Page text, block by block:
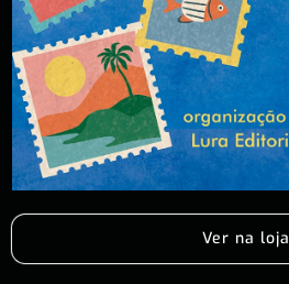
Ver na loja